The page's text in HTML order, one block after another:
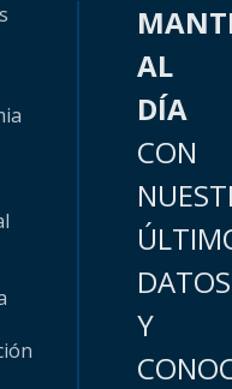
AL
DÍA
CON
DATOS
Y